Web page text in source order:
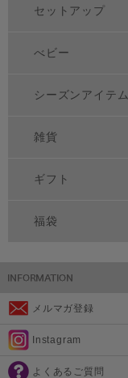
セットアップ
べビー
シーズンアイテム
雑貨
ギフト
福袋
メルマガ登録
Instagram
よくあるご質問